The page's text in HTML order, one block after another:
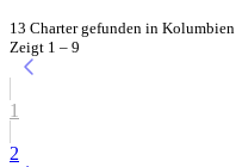
13 Charter gefunden in Kolumbien
Zeigt 1 – 9
1
2